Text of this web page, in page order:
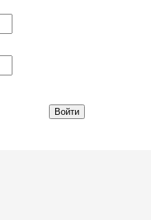
Войти